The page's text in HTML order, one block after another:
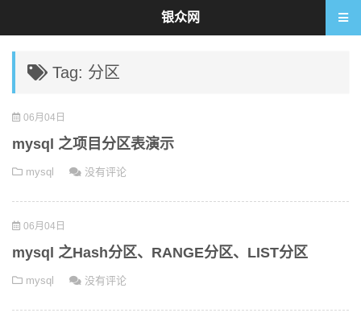
Tag: 分区
06月04日
mysql 之项目分区表演示
mysql 没有评论
06月04日
mysql 之Hash分区、RANGE分区、LIST分区
mysql 没有评论
银众网